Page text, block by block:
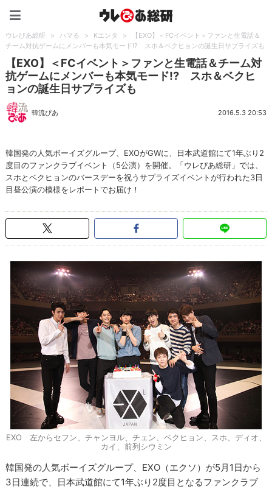
ウレぴあ総研 > ハマる > Kエンタ >
【EXO】＜FCイベント＞ファンと生電話＆
チーム対抗ゲームにメンバーも本気モード!? スホ＆ベクヒョンの誕生日サプライズも
【EXO】＜FCイベント＞ファンと生電話＆チーム対
抗ゲームにメンバーも本気モード!? スホ＆ベクヒ
ョンの誕生日サプライズも
韓流ぴあ 2016.5.3 20:53
韓国発の人気ボーイズグループ、EXOがGWに、日本武道館にて1年ぶり2
度目のファンクラブイベント（5公演）を開催。「ウレぴあ総研」では、
スホとベクヒョンのバースデーを祝うサプライズイベントが行われた3日
目昼公演の模様をレポートでお届け！
EXO 左からセフン、チャンヨル、チェン、ベクヒョン、スホ、ディオ、
カイ、前列シウミン
韓国発の人気ボーイズグループ、EXO（エクソ）が5月1日から
3日連続で、日本武道館にて1年ぶり2度目となるファンクラブ